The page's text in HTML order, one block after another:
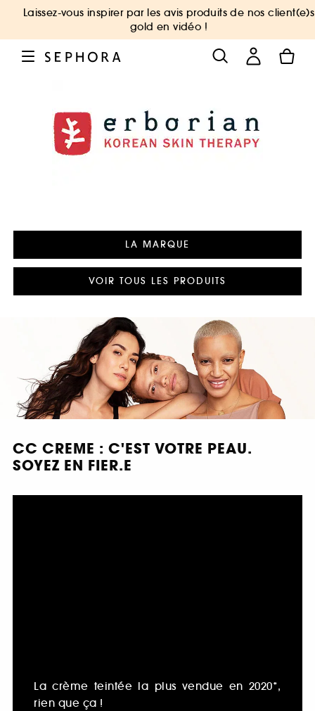
Laissez-vous inspirer par les avis produits de nos client(e)s
gold en vidéo !
LA MARQUE
VOIR TOUS LES PRODUITS
CC CREME : C'EST VOTRE PEAU.
SOYEZ EN FIER.E
La crème teintée la plus vendue en 2020*,
rien que ça !